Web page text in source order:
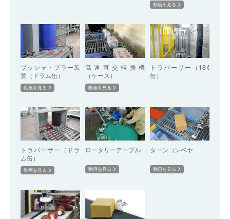
動画を見る
プッシャ・プラー装
置（ドラム缶）
動画を見る
高速直交転換機
（ケース）
動画を見る
トラバーサー（18ℓ
缶）
トラバーサー（ドラ
ム缶）
動画を見る
ロータリーテーブル
動画を見る
ターンコンベヤ
動画を見る